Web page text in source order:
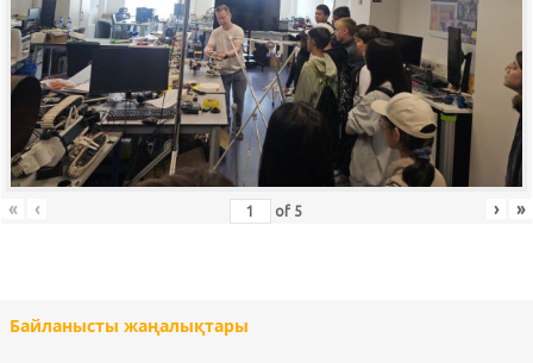
« ‹ of 5 › »
Байланысты жаңалықтары